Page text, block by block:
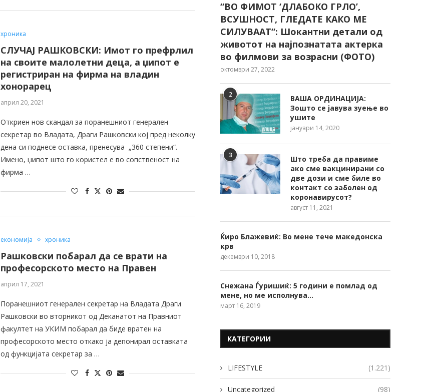
хроника
СЛУЧАЈ РАШКОВСКИ: Имот го префрлил
на своите малолетни деца, а џипот е
регистриран на фирма на владин
хонорарец
април 20, 2021
Откриен нов скандал за поранешниот генерален
секретар во Владата, Драги Рашковски кој пред неколку
дена си поднесе оставка, пренесува „360 степени“.
Имено, џипот што го користел е во сопственост на
фирма …
економија хроника
Рашковски побарал да се врати на
професорското место на Правен
април 17, 2021
Поранешниот генерален секретар на Владата Драги
Рашковски во вторникот од Деканатот на Правниот
факултет на УКИМ побарал да биде вратен на
професорското место откако ја депонирал оставката
од функцијата секретар за …
“ВО ФИМОТ ‘ДЛАБОКО ГРЛО’,
ВСУШНОСТ, ГЛЕДАТЕ КАКО МЕ
СИЛУВААТ“: Шокантни детали од
животот на најпознатата актерка
во филмови за возрасни (ФОТО)
октомври 27, 2022
2
ВАША ОРДИНАЦИЈА:
Зошто се јавува зуење во
ушите
јануари 14, 2020
3
Што треба да правиме
ако сме вакцинирани со
две дози и сме биле во
контакт со заболен од
коронавирусот?
август 11, 2021
Ќиро Блажевиќ: Во мене тече македонска
крв
декември 10, 2018
Снежана Ѓуришиќ: 5 години е помлад од
мене, но ме исполнува…
март 16, 2019
КАТЕГОРИИ
LIFESTYLE (1.221)
Uncategorized (98)